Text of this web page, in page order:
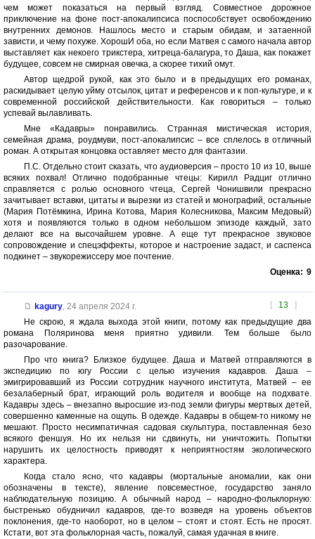
чем может показаться на первый взгляд. Совместное дорожное
приключение на фоне пост-апокалипсиса поспособствует освобождению
внутренних демонов. Нашлось место и старым обидам, и затаенной
зависти, и чему похуже. ХорошИ оба, но если Матвея с самого начала автор
выставляет как некоего трикстера, хитреца-балагура, то Даша, как покажет
будущее, совсем не смирная овечка, а скорее тихий омут.
Автор щедрой рукой, как это было и в предыдущих его романах,
раскидывает целую уйму отсылок, цитат и референсов и к поп-культуре, и к
современной российской действительности. Как говориться – только
успевай вылавливать.
Мне «Кадавры» понравились. Странная мистическая история,
семейная драма, роудмуви, пост-апокалипсис – все сплелось в отличный
роман. А открытая концовка оставляет место для фантазии.
П.С. Отдельно стоит сказать, что аудиоверсия – просто 10 из 10, выше
всяких похвал! Отлично подобранные чтецы: Кирилл Радциг отлично
справляется с ролью основного чтеца, Сергей Чонишвили прекрасно
зачитывает вставки, цитаты и вырезки из статей и монографий, остальные
(Мария Потёмкина, Ирина Котова, Мария Колесникова, Максим Медовый)
хотя и появляются только в одном небольшом эпизоде каждый, зато
делают все на высочайшем уровне. А еще тут прекрасное звуковое
сопровождение и спецэффекты, которое и настроение задаст, и саспенса
подкинет – звукорежиссеру мое почтение.
Оценка: 9
[ 13 ]
kagury, 24 апреля 2024 г.
Не скрою, я ждала выхода этой книги, потому как предыдущие два
романа Поляринова меня приятно удивили. Тем больше было
разочарование.
Про что книга? Близкое будущее. Даша и Матвей отправляются в
экспедицию по югу России с целью изучения кадавров. Даша –
эмигрировавший из России сотрудник научного института, Матвей – ее
безалаберный брат, играющий роль водителя и вообще на подхвате.
Кадавры здесь – внезапно выросшие из-под земли фигуры мертвых детей,
совершенно каменные на ощупь. В одежде. Кадавры в общем-то никому не
мешают. Просто несимпатичная садовая скульптура, поставленная безо
всякого феншуя. Но их нельзя ни сдвинуть, ни уничтожить. Попытки
нарушить их целостность приводят к неприятностям экологического
характера.
Когда стало ясно, что кадавры (мортальные аномалии, как они
обозначены в тексте), явление повсеместное, государство заняло
наблюдательную позицию. А обычный народ – народно-фольклорную:
быстренько обудничил кадавров, где-то возведя на уровень объектов
поклонения, где-то наоборот, но в целом – стоят и стоят. Есть не просят.
Кстати, вот эта фольклорная часть, пожалуй, самая удачная в книге.